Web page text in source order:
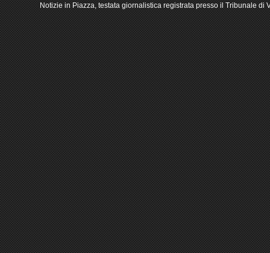
Notizie in Piazza, testata giornalistica registrata presso il Tribunale